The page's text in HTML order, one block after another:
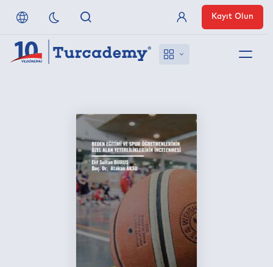
Referanslarımız
Uzaktan Erişim
Nasıl Erişirim
Anlaşmalı Yayınevleri
Üye Girişi
Kayıt Olun